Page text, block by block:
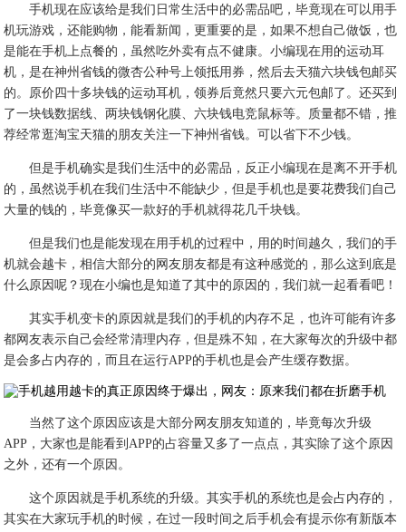
手机现在应该给是我们日常生活中的必需品吧，毕竟现在可以用手
机玩游戏，还能购物，能看新闻，更重要的是，如果不想自己做饭，也
是能在手机上点餐的，虽然吃外卖有点不健康。小编现在用的运动耳
机，是在神州省钱的微杏公种号上领抵用券，然后去天猫六块钱包邮买
的。原价四十多块钱的运动耳机，领券后竟然只要六元包邮了。还买到
了一块钱数据线、两块钱钢化膜、六块钱电竞鼠标等。质量都不错，推
荐经常逛淘宝天猫的朋友关注一下神州省钱。可以省下不少钱。
但是手机确实是我们生活中的必需品，反正小编现在是离不开手机
的，虽然说手机在我们生活中不能缺少，但是手机也是要花费我们自己
大量的钱的，毕竟像买一款好的手机就得花几千块钱。
但是我们也是能发现在用手机的过程中，用的时间越久，我们的手
机就会越卡，相信大部分的网友朋友都是有这种感觉的，那么这到底是
什么原因呢？现在小编也是知道了其中的原因的，我们就一起看看吧！
其实手机变卡的原因就是我们的手机的内存不足，也许可能有许多
都网友表示自己会经常清理内存，但是殊不知，在大家每次的升级中都
是会多占内存的，而且在运行APP的手机也是会产生缓存数据。
当然了这个原因应该是大部分网友朋友知道的，毕竟每次升级
APP，大家也是能看到APP的占容量又多了一点点，其实除了这个原因
之外，还有一个原因。
这个原因就是手机系统的升级。其实手机的系统也是会占内存的，
其实在大家玩手机的时候，在过一段时间之后手机会有提示你有新版本